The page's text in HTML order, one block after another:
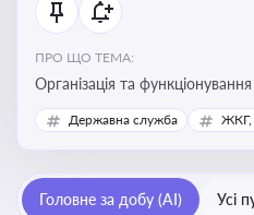
ПРО ЩО ТЕМА:
Організація та функціонування
які приймають рішення та
функції на рівні місцевих
Державна служба
Головне за добу (AI) Усі